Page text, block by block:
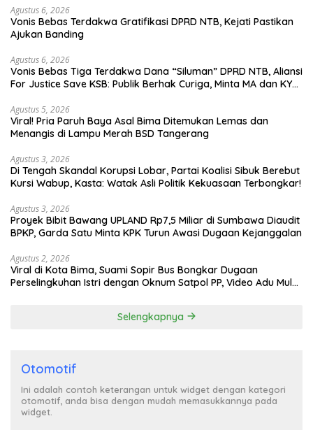
Agustus 6, 2026
Vonis Bebas Terdakwa Gratifikasi DPRD NTB, Kejati Pastikan
Ajukan Banding
Agustus 6, 2026
Vonis Bebas Tiga Terdakwa Dana “Siluman” DPRD NTB, Aliansi
For Justice Save KSB: Publik Berhak Curiga, Minta MA dan KY
Agustus 5, 2026
Viral! Pria Paruh Baya Asal Bima Ditemukan Lemas dan
Menangis di Lampu Merah BSD Tangerang
Agustus 3, 2026
Di Tengah Skandal Korupsi Lobar, Partai Koalisi Sibuk Berebut
Kursi Wabup, Kasta: Watak Asli Politik Kekuasaan Terbongkar!
Agustus 3, 2026
Proyek Bibit Bawang UPLAND Rp7,5 Miliar di Sumbawa Diaudit
BPKP, Garda Satu Minta KPK Turun Awasi Dugaan Kejanggalan
Agustus 2, 2026
Viral di Kota Bima, Suami Sopir Bus Bongkar Dugaan
Perselingkuhan Istri dengan Oknum Satpol PP, Video Adu Mulut
Selengkapnya
Otomotif
Ini adalah contoh keterangan untuk widget dengan kategori
otomotif, anda bisa dengan mudah memasukkannya pada
widget.